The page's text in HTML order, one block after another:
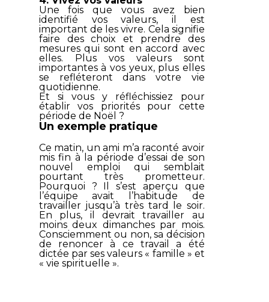
Une fois que vous avez bien
identifié vos valeurs, il est
important de les vivre. Cela signifie
faire des choix et prendre des
mesures qui sont en accord avec
elles. Plus vos valeurs sont
importantes à vos yeux, plus elles
se refléteront dans votre vie
quotidienne.
Et si vous y réfléchissiez pour
établir vos priorités pour cette
période de Noël ?
Un exemple pratique
Ce matin, un ami m’a raconté avoir
mis fin à la période d’essai de son
nouvel emploi qui semblait
pourtant très prometteur.
Pourquoi ? Il s’est aperçu que
l’équipe avait l’habitude de
travailler jusqu’à très tard le soir.
En plus, il devrait travailler au
moins deux dimanches par mois.
Consciemment ou non, sa décision
de renoncer à ce travail a été
dictée par ses valeurs « famille » et
« vie spirituelle ».